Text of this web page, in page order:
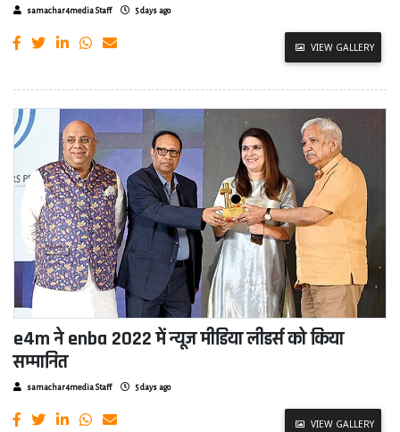
samachar4media Staff 5 days ago
VIEW GALLERY
e4m ने enba 2022 में न्यूज मीडिया लीडर्स को किया
सम्मानित
samachar4media Staff 5 days ago
VIEW GALLERY